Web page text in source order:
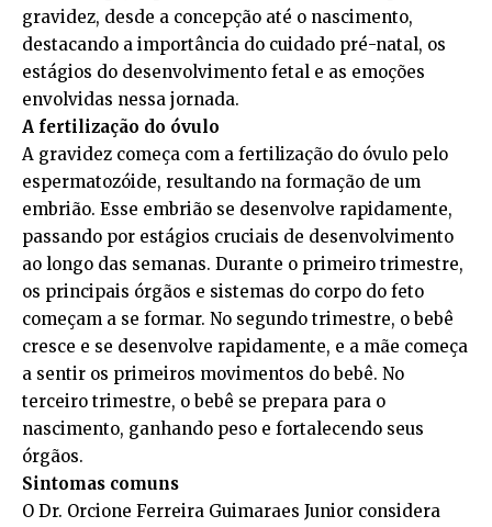
gravidez, desde a concepção até o nascimento,
destacando a importância do cuidado pré-natal, os
estágios do desenvolvimento fetal e as emoções
envolvidas nessa jornada.
A fertilização do óvulo
A gravidez começa com a fertilização do óvulo pelo
espermatozóide, resultando na formação de um
embrião. Esse embrião se desenvolve rapidamente,
passando por estágios cruciais de desenvolvimento
ao longo das semanas. Durante o primeiro trimestre,
os principais órgãos e sistemas do corpo do feto
começam a se formar. No segundo trimestre, o bebê
cresce e se desenvolve rapidamente, e a mãe começa
a sentir os primeiros movimentos do bebê. No
terceiro trimestre, o bebê se prepara para o
nascimento, ganhando peso e fortalecendo seus
órgãos.
Sintomas comuns
O Dr. Orcione Ferreira Guimaraes Junior considera